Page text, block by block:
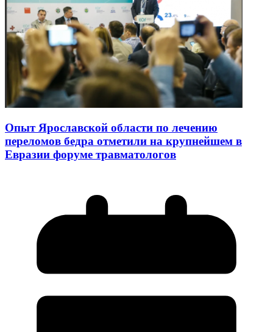
Опыт Ярославской области по лечению
переломов бедра отметили на крупнейшем в
Евразии форуме травматологов